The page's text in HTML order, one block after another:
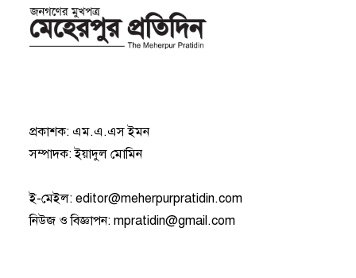
প্রকাশক: এম.এ.এস ইমন
সম্পাদক: ইয়াদুল মোমিন
ই-মেইল:editor@meherpurpratidin.com
নিউজ ও বিজ্ঞাপন:mpratidin@gmail.com